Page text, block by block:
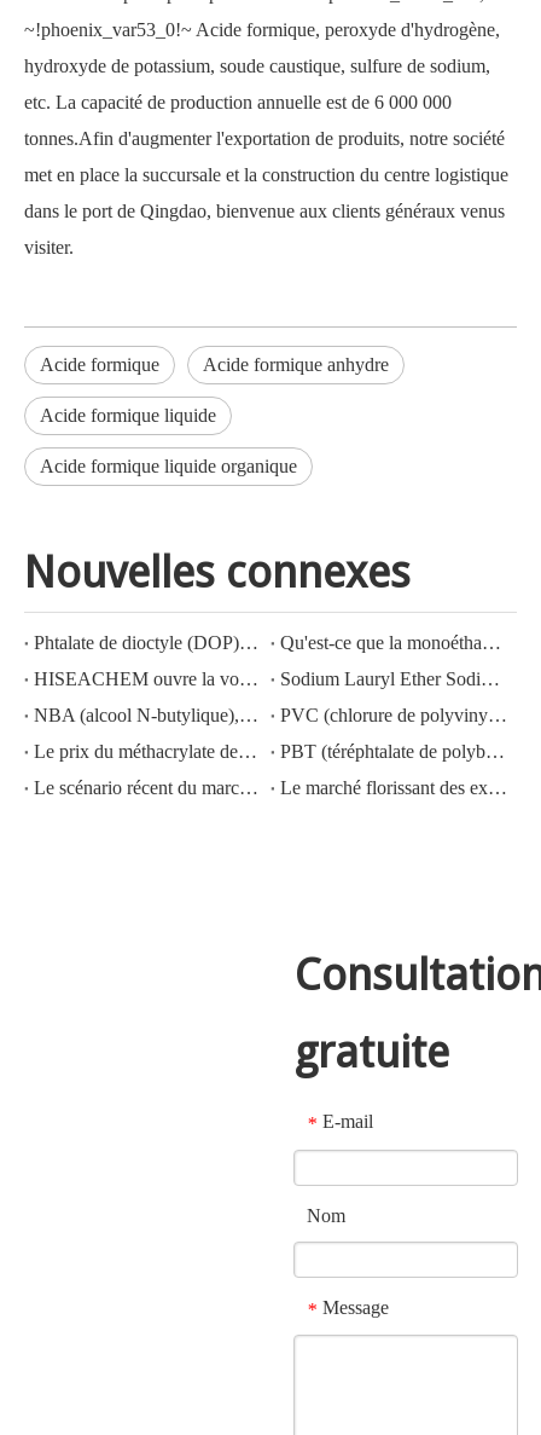
~!phoenix_var53_0!~ Acide formique, peroxyde d'hydrogène,
hydroxyde de potassium, soude caustique, sulfure de sodium,
etc. La capacité de production annuelle est de 6 000 000
tonnes.Afin d'augmenter l'exportation de produits, notre société
met en place la succursale et la construction du centre logistique
dans le port de Qingdao, bienvenue aux clients généraux venus
visiter.
Acide formique Acide formique anhydre
Acide formique liquide
Acide formique liquide organique
Nouvelles connexes
Phtalate de dioctyle (DOP) N° CAS : 117-81-7
Qu'est-ce que la monoéthanolamine (MEA) ?
HISEACHEM ouvre la voie : succès récent dans l'exportation d'acide acétique, d'acide oxalique, d'acide sulfurique, d'acide nitrique, de soude caustique, d'alcali liquide et de métabisulfite de sodium depuis la Chine
Sodium Lauryl Ether Sodium Lauryl Ether Sulfate(sles70%/aes 70%) CAS NO.: 68585-34-2sles70%/aes 70%) CAS NO.: 68585-34-2
NBA (alcool N-butylique), N° CAS : 71-36-3, connaissance de l'industrie
PVC (chlorure de polyvinyle) N° CAS : 9002-86-2
Le prix du méthacrylate de méthyle MMA CAS 80-62-6 diminue fortement
PBT (téréphtalate de polybutylène) CAS NO.26062-94-2
Le scénario récent du marché de l'acide sulfurique en Chine : une année en revue
Le marché florissant des exportations d'hydroxyde de potassium, d'hydroxyde de sodium et de peroxyde d'hydrogène depuis la Chine : un examen de l'année écoulée
gratuite
* E-mail
Nom
* Message